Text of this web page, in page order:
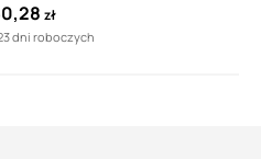
zł
dni roboczych